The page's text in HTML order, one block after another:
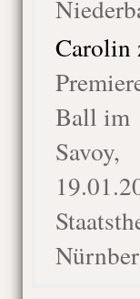
Carolin
Ball im
Savoy,